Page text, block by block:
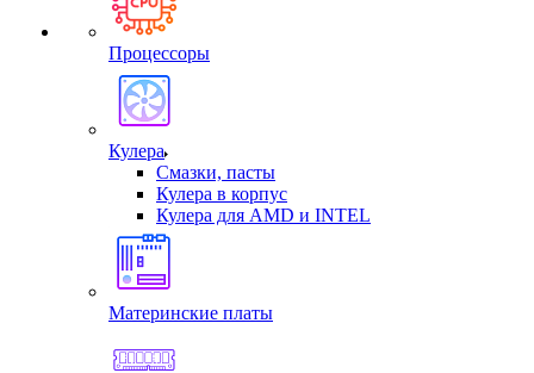
Процессоры
Кулера
Смазки, пасты
Кулера в корпус
Кулера для AMD и INTEL
Материнские платы